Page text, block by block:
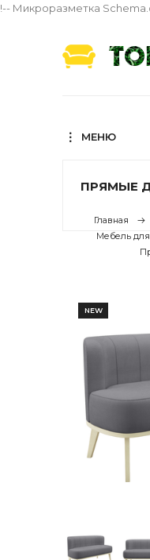
!-- Микроразметка
МЕНЮ
ПРЯМЫЕ
Главная
Мебель
NEW